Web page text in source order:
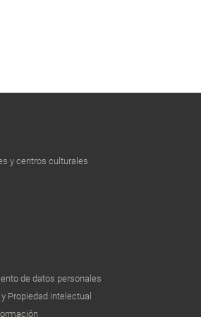
y centros culturales
de datos personales
Propiedad intelectual